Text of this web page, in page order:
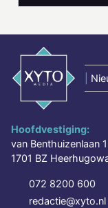
Hoofdvestiging:
van Benthuizenlaan 1
1701 BZ
072 8200 600
redactie@xyto.nl